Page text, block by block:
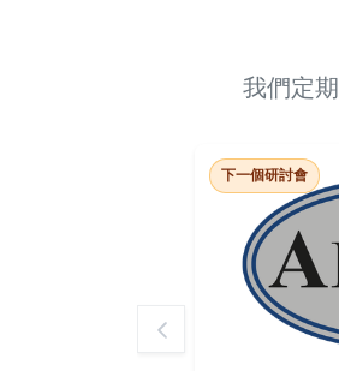
我們定
下一個研討會